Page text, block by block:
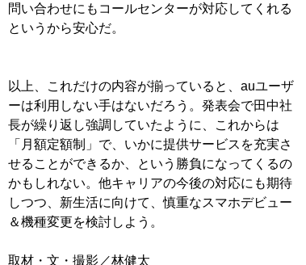
問い合わせにもコールセンターが対応してくれる
というから安心だ。
以上、これだけの内容が揃っていると、auユーザ
ーは利用しない手はないだろう。発表会で田中社
長が繰り返し強調していたように、これからは
「月額定額制」で、いかに提供サービスを充実さ
せることができるか、という勝負になってくるの
かもしれない。他キャリアの今後の対応にも期待
しつつ、新生活に向けて、慎重なスマホデビュー
＆機種変更を検討しよう。